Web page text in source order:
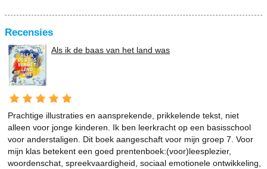
Recensies
Als ik de baas van het land was
Prachtige illustraties en aansprekende, prikkelende tekst, niet
alleen voor jonge kinderen. Ik ben leerkracht op een basisschool
voor anderstaligen. Dit boek aangeschaft voor mijn groep 7. Voor
mijn klas betekent een goed prentenboek:(voor)leesplezier,
woordenschat, spreekvaardigheid, sociaal emotionele ontwikkeling,